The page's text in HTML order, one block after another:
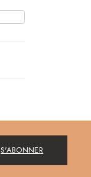
S'ABONNER